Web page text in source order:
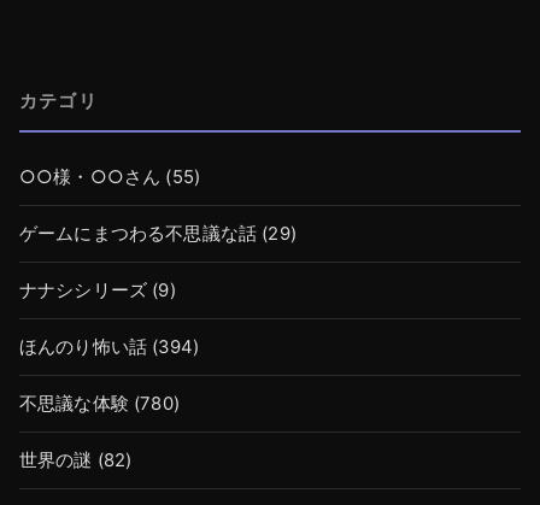
カテゴリ
○○様・○○さん (55)
ゲームにまつわる不思議な話 (29)
ナナシシリーズ (9)
ほんのり怖い話 (394)
不思議な体験 (780)
世界の謎 (82)